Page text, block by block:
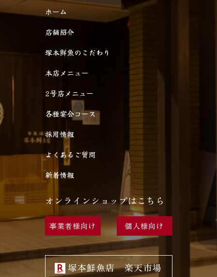
ホーム
店舗紹介
塚本鮮魚のこだわり
本店メニュー
2号店メニュー
各種宴会コース
採用情報
よくあるご質問
新着情報
オンラインショップはこちら
事業者様向け 個人様向け
塚本鮮魚店 楽天市場